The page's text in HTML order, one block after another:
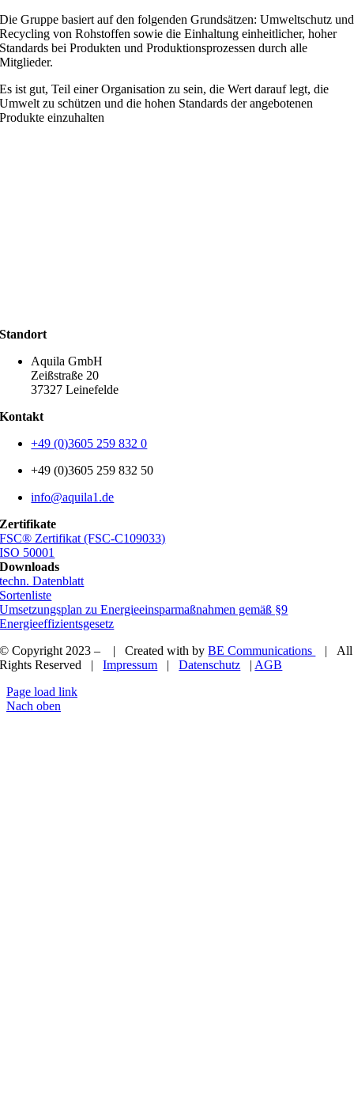
Die Gruppe basiert auf den folgenden Grundsätzen: Umweltschutz und
Recycling von Rohstoffen sowie die Einhaltung einheitlicher, hoher
Standards bei Produkten und Produktionsprozessen durch alle
Mitglieder.
Es ist gut, Teil einer Organisation zu sein, die Wert darauf legt, die
Umwelt zu schützen und die hohen Standards der angebotenen
Produkte einzuhalten
Standort
Aquila GmbH
Zeißstraße 20
37327 Leinefelde
Kontakt
+49 (0)3605 259 832 0
+49 (0)3605 259 832 50
info@aquila1.de
Zertifikate
FSC® Zertifikat (FSC-C109033)
ISO 50001
Downloads
techn. Datenblatt
Sortenliste
Umsetzungsplan zu Energieeinsparmaßnahmen gemäß §9
Energieeffizientsgesetz
© Copyright 2023 – | Created withbyBE Communications
| All
Rights Reserved |Impressum |Datenschutz | AGB
Page load link
Nach oben